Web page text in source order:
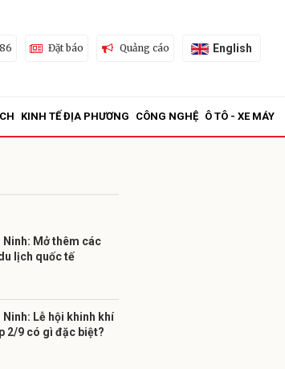
Đặt báo Quảng cáo English
KINH TẾ ĐỊA PHƯƠNG CÔNG NGHỆ Ô TÔ - XE MÁY
Ninh: Mở thêm các
lịch quốc tế
Ninh: Lễ hội khinh khí
2/9 có gì đặc biệt?